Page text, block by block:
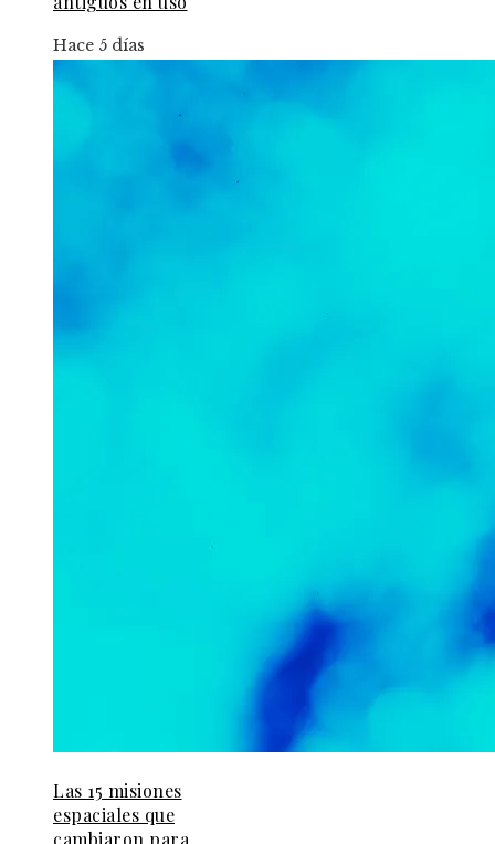
Hace 5 días
Las 15 misiones
espaciales que
cambiaron para